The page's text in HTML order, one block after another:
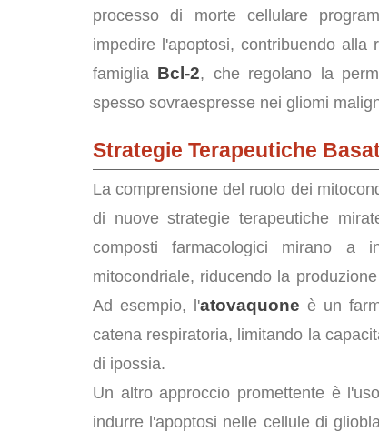
processo di morte cellulare
impedire l'apoptosi, contribuendo
famiglia Bcl-2, che regolano la
spesso sovraespresse nei gliomi
Strategie Terapeutiche
La comprensione del ruolo dei
di nuove strategie terapeutiche
composti farmacologici mirano a
mitocondriale, riducendo la
Ad esempio, l'atovaquone è un
catena respiratoria, limitando la
di ipossia.
Un altro approccio promettente è
indurre l'apoptosi nelle cellule di